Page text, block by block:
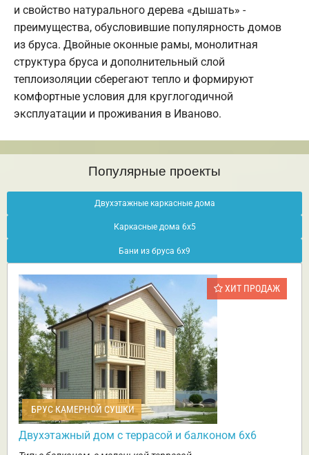
и свойство натурального дерева «дышать» -
преимущества, обусловившие популярность домов
из бруса. Двойные оконные рамы, монолитная
структура бруса и дополнительный слой
теплоизоляции сберегают тепло и формируют
комфортные условия для круглогодичной
эксплуатации и проживания в Иваново.
Популярные проекты
Двухэтажные каркасные дома
Каркасные дома 6х5
Бани из бруса 6х9
ХИТ ПРОДАЖ
БРУС КАМЕРНОЙ СУШКИ
Двухэтажный дом с террасой и балконом 6х6